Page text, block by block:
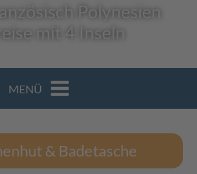
Polynesien
mit 4 Inseln
MENÜ
& Badetasche